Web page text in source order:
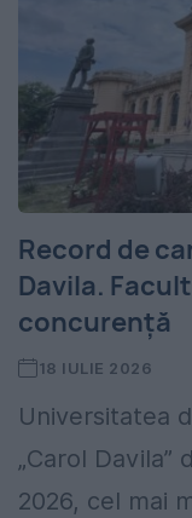
Record de
Davila.
concurență
18 IULIE 2026
Universitatea
„Carol
2026, cel mai